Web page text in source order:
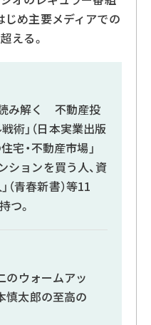
じめ主要メディアでの
える。
み解く 不動産投
術」（日本実業出版
宅・不動産市場」
ションを買う人、資
青春新書）等11
つ。
のウォームアッ
慎太郎の至高の